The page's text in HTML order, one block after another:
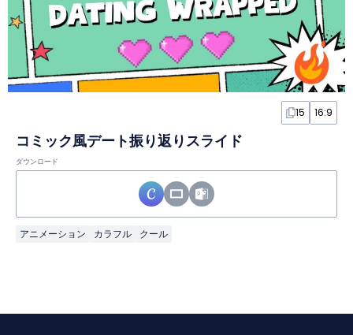
15 16:9
コミック風デート振り返りスライド
ダウンロード
アニメーション カラフル クール